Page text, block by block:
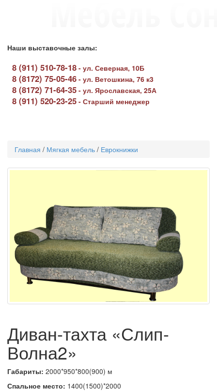
Наши выставочные залы:
8 (911) 510-78-18 - ул. Северная, 10Б
8 (8172) 75-05-46 - ул. Ветошкина, 76 к3
8 (8172) 71-64-35 - ул. Ярославская, 25А
8 (911) 520-23-25 - Старший менеджер
Главная / Мягкая мебель / Еврокнижки
Диван-тахта «Слип-
Волна2»
Габариты: 2000*950*800(900) м
Спальное место: 1400(1500)*2000